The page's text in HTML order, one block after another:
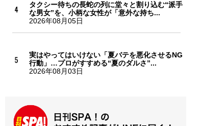
タクシー待ちの長蛇の列に堂々と割り込む“派手
な男女”を、小柄な女性が「意外な持ち...
2026年08月05日
実はやってはいけない「夏バテを悪化させるNG
行動」…プロがすすめる“夏のダルさ”...
2026年08月03日